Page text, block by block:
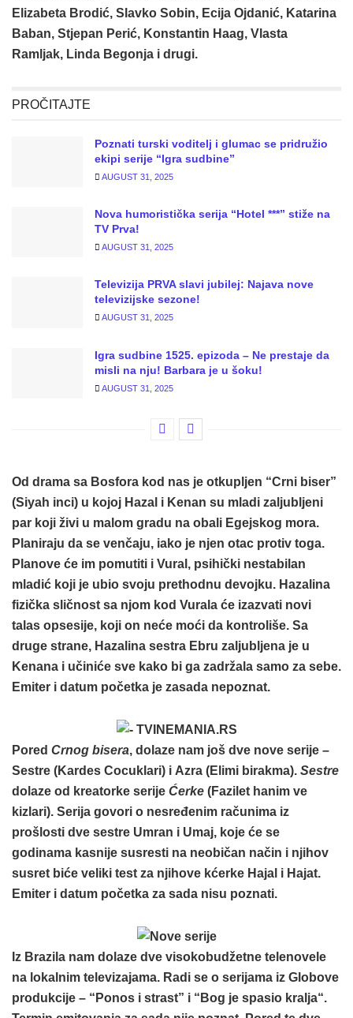
Elizabeta Brodić, Slavko Sobin, Ecija Ojdanić, Katarina
Baban, Stjepan Perić, Konstantin Haag, Vlasta
Ramljak, Linda Begonja i drugi.
PROČITAJTE
Poznati turski voditelj i glumac se pridružio
ekipi serije “Igra sudbine”
AUGUST 31, 2025
Nova humoristička serija “Hotel ***” stiže na
TV Prva!
AUGUST 31, 2025
Televizija PRVA slavi jubilej: Najava nove
televizijske sezone!
AUGUST 31, 2025
Igra sudbine 1525. epizoda – Ne prestaje da
misli na nju! Barbara je u šoku!
AUGUST 31, 2025
Od drama sa Bosfora kod nas je otkupljen “Crni biser”
(Siyah inci) u kojoj Hazal i Kenan su mladi zaljubljeni
par koji živi u malom gradu na obali Egejskog mora.
Planiraju da se venčaju, iako je njen otac protiv toga.
Planove će im pomutiti i Vural, psihički nestabilan
mladić koji je ubio svoju prethodnu devojku. Hazalina
fizička sličnost sa njom kod Vurala će izazvati novi
talas opsesije, koji on neće moći da kontroliše. Sa
druge strane, Hazalina sestra Ebru zaljubljena je u
Kenana i učiniće sve kako bi ga zadržala samo za sebe.
Emiter i datum početka je zasada nepoznat.
Pored Crnog bisera, dolaze nam još dve nove serije –
Sestre (Kardes Cocuklari) i Azra (Elimi birakma). Sestre
dolaze od kreatorke serije Ćerke (Fazilet hanim ve
kizlari). Serija govori o nesređenim računima iz
prošlosti dve sestre Umran i Umaj, koje će se
godinama kasnije susresti na neobičan način i njihov
susret biće veliki test za njihove kćerke Hajal i Hajat.
Emiter i datum početka za sada nisu poznati.
Iz Brazila nam dolaze dve visokobudžetne telenovele
na lokalnim televizajama. Radi se o serijama iz Globove
produkcije – “ Ponos i strast” i “ Bog je spasio kralja“.